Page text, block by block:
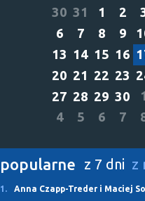
30 31 1 2
6
7 8 9
13 14 15 16
20 21 22 23
27 28 29 30 1
4
5 6 7
popularne z 7 dni z
1. Anna Czapp-Treder i Maciej